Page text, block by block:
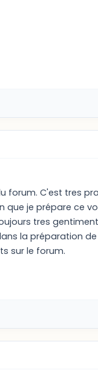
forum. C'est tres
que je prépare ce
tres
la préparation
sur le forum.